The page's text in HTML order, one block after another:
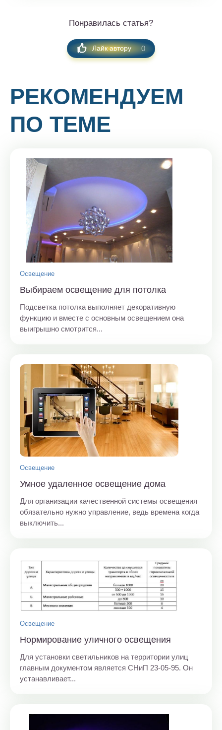
Понравилась статья?
Лайк автору 0
РЕКОМЕНДУЕМ
ПО ТЕМЕ
Освещение
Выбираем освещение для потолка
Подсветка потолка выполняет декоративную
функцию и вместе с основным освещением она
выигрышно смотрится...
Освещение
Умное удаленное освещение дома
Для организации качественной системы освещения
обязательно нужно управление, ведь времена когда
выключить...
Освещение
Нормирование уличного освещения
Для установки светильников на территории улиц
главным документом является СНиП 23-05-95. Он
устанавливает...